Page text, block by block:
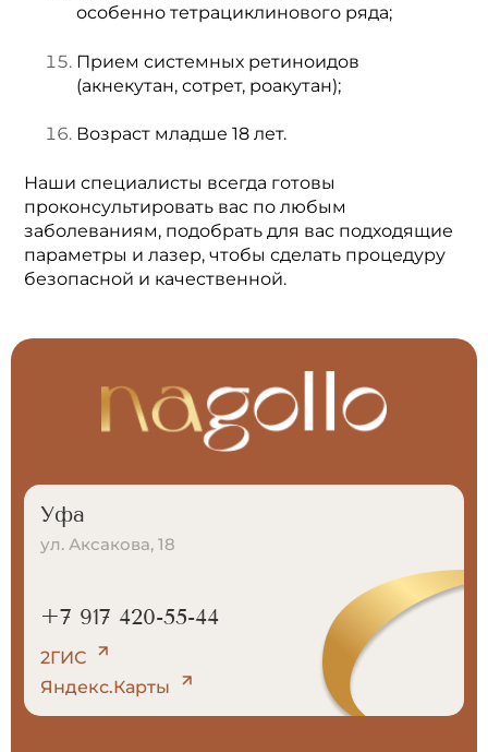
особенно тетрациклинового ряда;
Прием системных ретиноидов
(акнекутан, сотрет, роакутан);
Возраст младше 18 лет.
Наши специалисты всегда готовы
проконсультировать вас по любым
заболеваниям, подобрать для вас подходящие
параметры и лазер, чтобы сделать процедуру
безопасной и качественной.
Уфа
ул. Аксакова, 18
+7 917 420-55-44
2ГИС
Яндекс.Карты